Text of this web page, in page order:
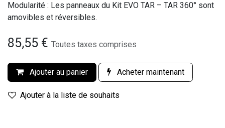
Modularité : Les panneaux du Kit EVO TAR – TAR 360° sont
amovibles et réversibles.
85,55 € Toutes taxes comprises
Ajouter au panier Acheter maintenant
Ajouter à la liste de souhaits